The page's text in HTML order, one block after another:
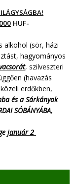
HUF-
alkohol (sör, házi
hagyományos
, szilveszteri
(havazás
erdőkben,
és a Sárkányok
SÓBÁNYÁBA,
január 2